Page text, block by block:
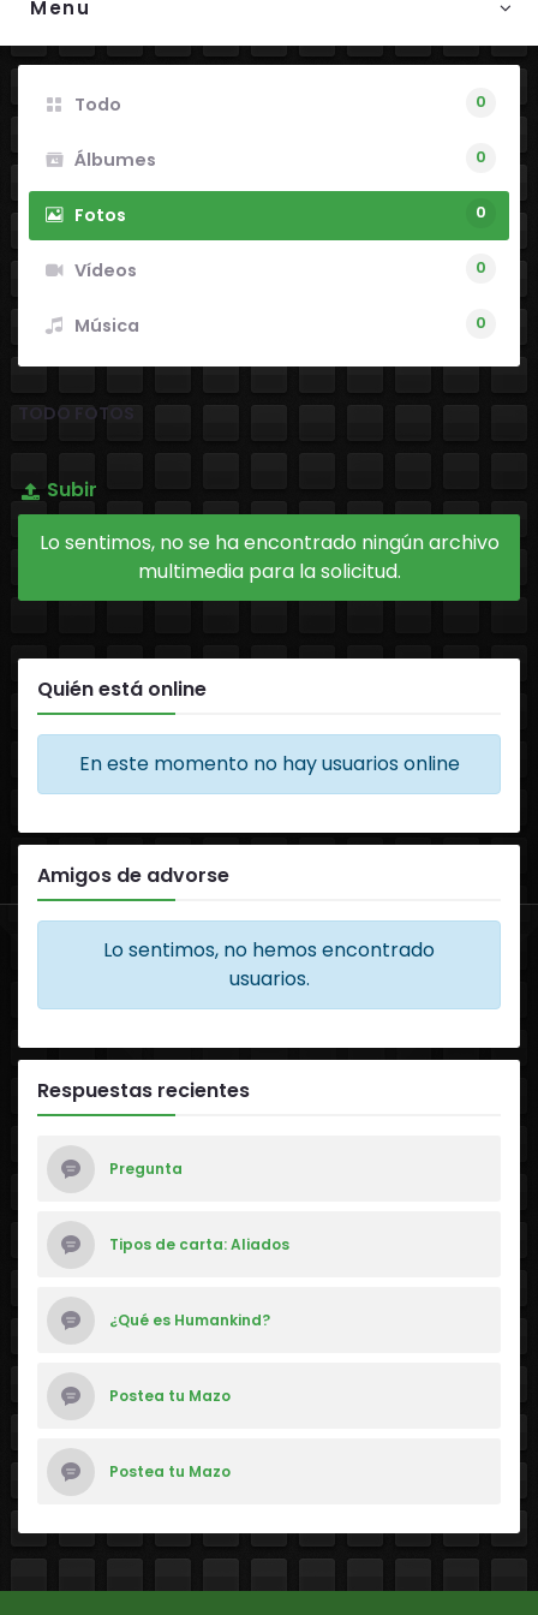
Menu
Todo 0
Álbumes 0
Fotos 0
Vídeos 0
Música 0
TODO FOTOS
Subir
Lo sentimos, no se ha encontrado ningún archivo
multimedia para la solicitud.
Quién está online
En este momento no hay usuarios online
Amigos de advorse
Lo sentimos, no hemos encontrado
usuarios.
Respuestas recientes
Pregunta
Tipos de carta: Aliados
¿Qué es Humankind?
Postea tu Mazo
Postea tu Mazo